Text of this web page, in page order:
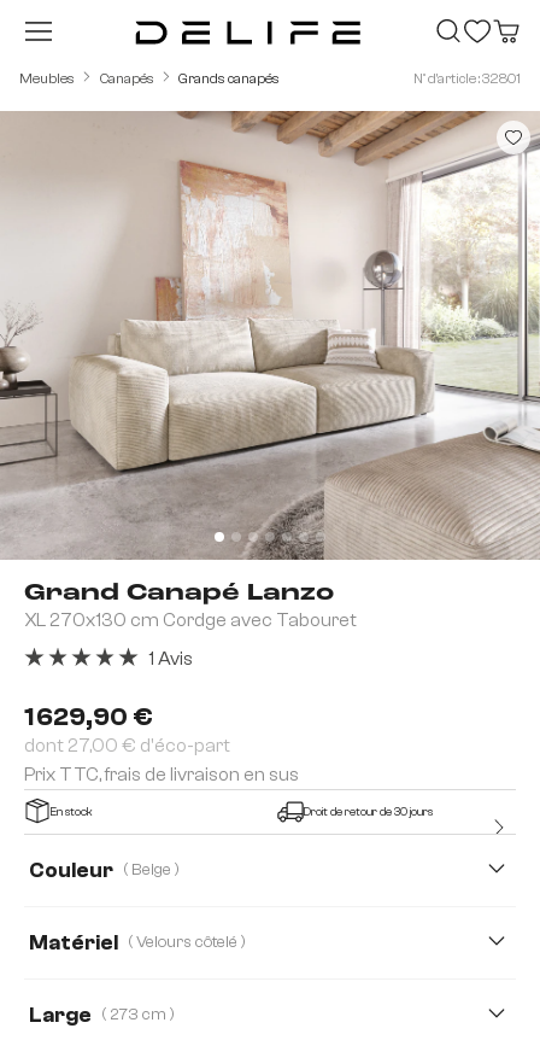
Passer au contenu principal
Meubles Canapés Grands canapés N° d'article : 32801
Grand Canapé Lanzo
XL 270x130 cm Cordge avec Tabouret
1 629,90 €
dont 27,00 € d'éco-part
Prix TTC, frais de livraison en sus
1 Avis
En stock Droit de retour de 30 jours
Couleur ( Beige )
Matériel ( Velours côtelé )
Large ( 273 cm )
Ignorer la galerie d'images